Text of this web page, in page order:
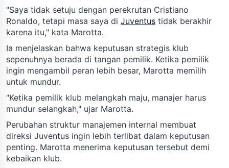
"Saya tidak setuju dengan perekrutan Cristiano
Ronaldo, tetapi masa saya di Juventus tidak berakhir
karena itu," kata Marotta.
Ia menjelaskan bahwa keputusan strategis klub
sepenuhnya berada di tangan pemilik. Ketika pemilik
ingin mengambil peran lebih besar, Marotta memilih
untuk mundur.
"Ketika pemilik klub melangkah maju, manajer harus
mundur selangkah," ujar Marotta.
Perubahan struktur manajemen internal membuat
direksi Juventus ingin lebih terlibat dalam keputusan
penting. Marotta menerima keputusan tersebut demi
kebaikan klub.